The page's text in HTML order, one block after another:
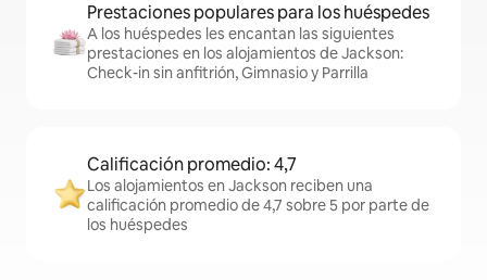
Prestaciones populares para los huéspedes
A los huéspedes les encantan las siguientes
prestaciones en los alojamientos de Jackson:
Check-in sin anfitrión, Gimnasio y Parrilla
Calificación promedio: 4,7
Los alojamientos en Jackson reciben una
calificación promedio de 4,7 sobre 5 por parte de
los huéspedes